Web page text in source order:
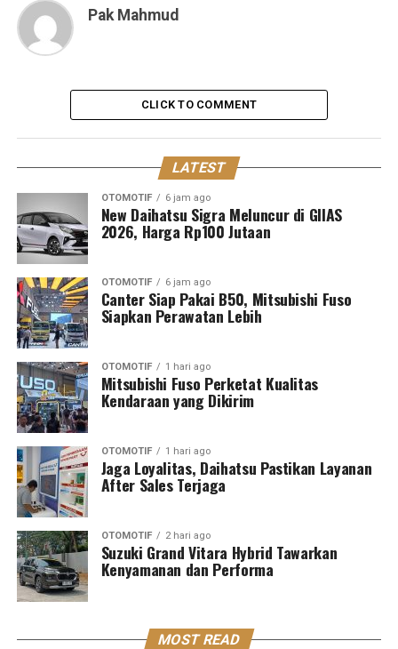
Pak Mahmud
CLICK TO COMMENT
LATEST
OTOMOTIF 6 jam ago
New Daihatsu Sigra Meluncur di GIIAS
2026, Harga Rp100 Jutaan
OTOMOTIF 6 jam ago
Canter Siap Pakai B50, Mitsubishi Fuso
Siapkan Perawatan Lebih
OTOMOTIF 1 hari ago
Mitsubishi Fuso Perketat Kualitas
Kendaraan yang Dikirim
OTOMOTIF 1 hari ago
Jaga Loyalitas, Daihatsu Pastikan Layanan
After Sales Terjaga
OTOMOTIF 2 hari ago
Suzuki Grand Vitara Hybrid Tawarkan
Kenyamanan dan Performa
MOST READ